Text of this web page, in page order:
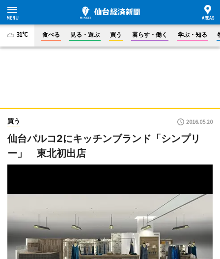
31°C 食べる 見る・遊ぶ 買う 暮らす・働く 学ぶ・知る
買う 2016.05.20
仙台パルコ2にキッチンブランド「シンプリ
ー」 東北初出店